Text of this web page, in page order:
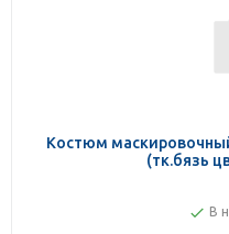
Костюм
(тк.бязь
В